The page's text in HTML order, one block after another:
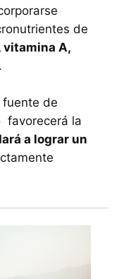
de
vitamina A,
.
de
favorecerá la
a lograr un